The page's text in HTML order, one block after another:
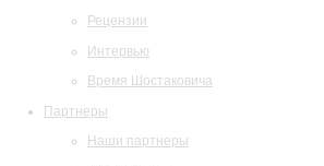
Рецензии
Интервью
Время Шостаковича
Партнеры
Наши партнеры